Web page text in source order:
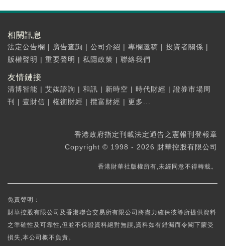
相關訊息
法定公告欄 | 廣告查詢 | 公司介紹 | 專欄邀稿 | 投資者關係 |
版權聲明 | 重要聲明 | 私隱政策 | 聯絡我們
友情鏈接
清博智能 | 艾媒諮詢 | 和訊 | 新時空 | 時代財經 | 證券市場周
刊
| 壹財信 | 權衡財經 | 攬富財經 | 更多...
香港政府指定刊載法定通告之憲報刊登報章
Copyright © 1998 - 2026 財華控股有限公司
香港財華社版權所有,未經同意不得轉載。
免責聲明：
財華控股有限公司及香港聯合交易所有限公司將盡力確保彼等所提供資料
之準確性及可靠性,但並不保證資料絕對無誤,資料如有錯漏而令閣下蒙受
損失,本公司概不負責。